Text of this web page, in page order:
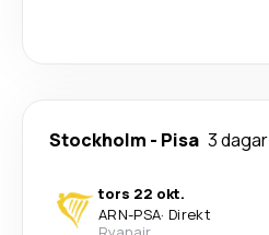
Stockholm - Pisa 3 dagar
tors 22 okt.
ARN-PSA· Direkt